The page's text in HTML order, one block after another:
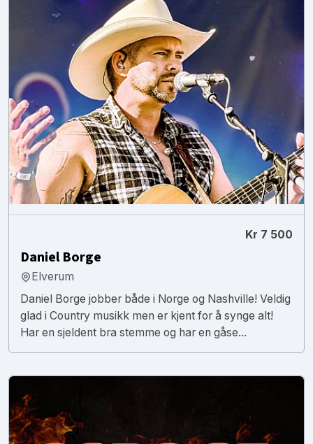
Kr 7 500
Daniel Borge
Elverum
Daniel Borge jobber både i Norge og Nashville! Veldig
glad i Country musikk men er kjent for å synge alt!
Har en sjeldent bra stemme og har en gåse...